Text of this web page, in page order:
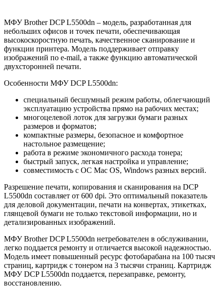
МФУ Brother DCP L5500dn – модель, разработанная для
небольших офисов и точек печати, обеспечивающая
высокоскоростную печать, качественное сканирование и
функции принтера. Модель поддерживает отправку
изображений по e-mail, а также функцию автоматической
двухсторонней печати.
Особенности МФУ DCP L5500dn:
специальный бесшумный режим работы, облегчающий
эксплуатацию устройства прямо на рабочих местах;
многоцелевой лоток для загрузки бумаги разных
размеров и форматов;
компактные размеры, безопасное и комфортное
настольное размещение;
работа в режиме экономичного расхода тонера;
быстрый запуск, легкая настройка и управление;
совместимость с ОС Mac OS, Windows разных версий.
Разрешение печати, копирования и сканирования на DCP
L5500dn составляет от 600 dpi. Это оптимальный показатель
для деловой документации, печати на конвертах, этикетках,
глянцевой бумаги не только текстовой информации, но и
детализированных изображений.
МФУ Brother DCP L5500dn нетребователен в обслуживании,
легко поддается ремонту и отличается высокой надежностью.
Модель имеет повышенный ресурс фотобарабана на 100 тысяч
страниц, картридж с тонером на 3 тысячи страниц. Картридж
МФУ DCP L5500dn поддается, перезаправке, ремонту,
восстановлению.